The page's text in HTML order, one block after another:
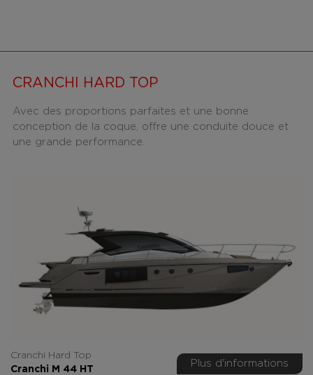
CRANCHI HARD TOP
Avec des proportions parfaites et une bonne
conception de la coque, offre une conduite douce et
une grande performance.
Cranchi Hard Top
Cranchi M 44 HT
Plus d'informations